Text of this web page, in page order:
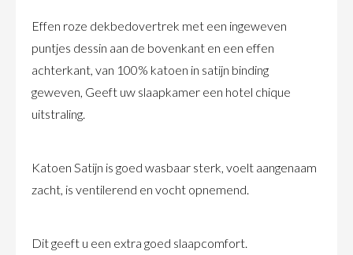
Effen roze dekbedovertrek met een ingeweven
puntjes dessin aan de bovenkant en een effen
achterkant, van 100% katoen in satijn binding
geweven, Geeft uw slaapkamer een hotel chique
uitstraling.
Katoen Satijn is goed wasbaar sterk, voelt aangenaam
zacht, is ventilerend en vocht opnemend.
Dit geeft u een extra goed slaapcomfort.